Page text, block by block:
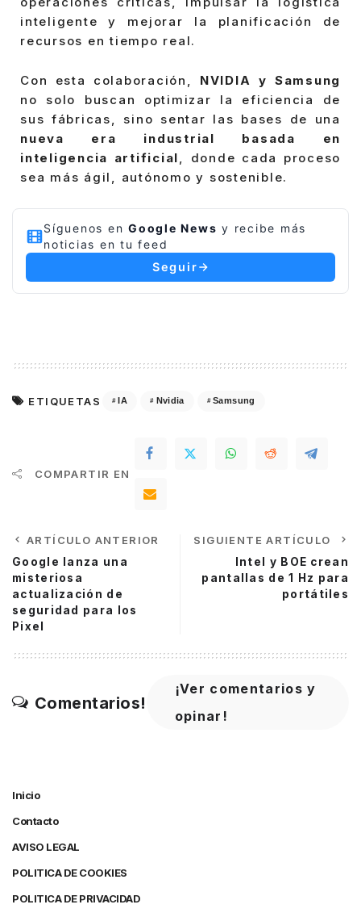
inteligente y mejorar la planificación de
recursos en tiempo real.
Con esta colaboración, NVIDIA y Samsung
no solo buscan optimizar la eficiencia de
sus fábricas, sino sentar las bases de una
nueva era industrial basada en
inteligencia artificial, donde cada proceso
sea más ágil, autónomo y sostenible.
Síguenos en Google News y recibe más
noticias en tu feed
Seguir
ETIQUETAS IA Nvidia Samsung
COMPARTIR EN
ARTÍCULO ANTERIOR
Google lanza una
misteriosa
actualización de
seguridad para los
Pixel
SIGUIENTE ARTÍCULO
Intel y BOE crean
pantallas de 1 Hz para
portátiles
Comentarios!
¡Ver comentarios y
opinar!
Inicio
Contacto
AVISO LEGAL
POLITICA DE COOKIES
POLITICA DE PRIVACIDAD